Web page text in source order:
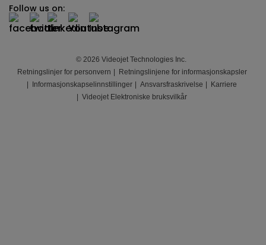
Follow us on:
© 2026 Videojet Technologies Inc.
Retningslinjer for personvern
Retningslinjene for informasjonskapsler
Informasjonskapselinnstillinger
Ansvarsfraskrivelse
Karriere
Videojet Elektroniske bruksvilkår